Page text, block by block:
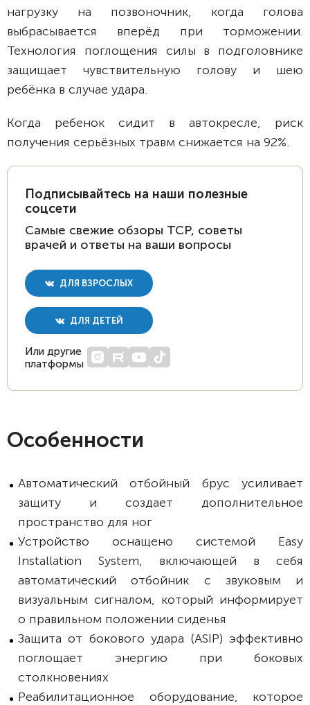
нагрузку на позвоночник, когда голова
выбрасывается вперёд при торможении.
Технология поглощения силы в подголовнике
защищает чувствительную голову и шею
ребёнка в случае удара.
Когда ребенок сидит в автокресле, риск
получения серьёзных травм снижается на 92%.
Подписывайтесь на наши полезные
соцсети
Самые свежие обзоры ТСР, советы
врачей и ответы на ваши вопросы
ДЛЯ ВЗРОСЛЫХ
ДЛЯ ДЕТЕЙ
Или другие
платформы
Особенности
Автоматический отбойный брус усиливает
защиту и создает дополнительное
пространство для ног
Устройство оснащено системой Easy
Installation System, включающей в себя
автоматический отбойник с звуковым и
визуальным сигналом, который информирует
о правильном положении сиденья
Защита от бокового удара (ASIP) эффективно
поглощает энергию при боковых
столкновениях
Реабилитационное оборудование, которое